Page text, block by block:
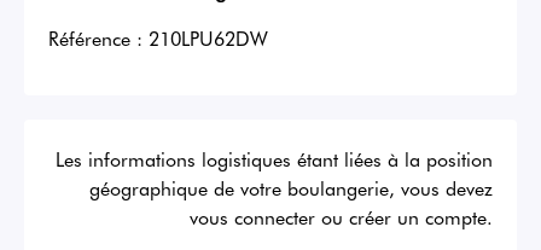
Référence : 210LPU62DW
Les informations logistiques étant liées à la position
géographique de votre boulangerie, vous devez
vous connecter ou créer un compte.